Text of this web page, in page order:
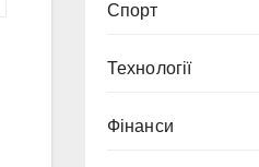
Спорт
Технології
Фінанси